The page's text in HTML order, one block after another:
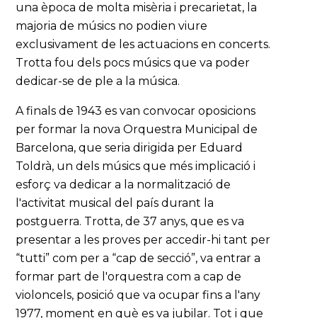
una època de molta misèria i precarietat, la
majoria de músics no podien viure
exclusivament de les actuacions en concerts.
Trotta fou dels pocs músics que va poder
dedicar-se de ple a la música.
A finals de 1943 es van convocar oposicions
per formar la nova Orquestra Municipal de
Barcelona, que seria dirigida per Eduard
Toldrà, un dels músics que més implicació i
esforç va dedicar a la normalització de
l'activitat musical del país durant la
postguerra. Trotta, de 37 anys, que es va
presentar a les proves per accedir-hi tant per
“tutti” com per a “cap de secció”, va entrar a
formar part de l'orquestra com a cap de
violoncels, posició que va ocupar fins a l'any
1977, moment en què es va jubilar. Tot i que